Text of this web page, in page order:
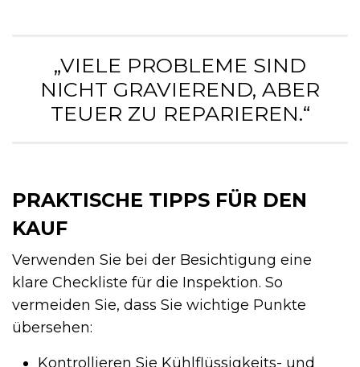
„VIELE PROBLEME SIND
NICHT GRAVIEREND, ABER
TEUER ZU REPARIEREN.“
PRAKTISCHE TIPPS FÜR DEN
KAUF
Verwenden Sie bei der Besichtigung eine
klare Checkliste für die Inspektion. So
vermeiden Sie, dass Sie wichtige Punkte
übersehen:
Kontrollieren Sie Kühlflüssigkeits- und